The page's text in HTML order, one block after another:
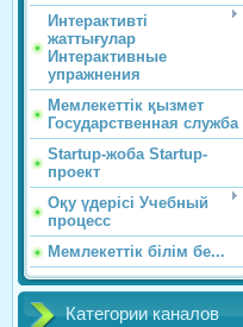
Интерактивті
жаттығулар
Интерактивные
упражнения
Мемлекеттік қызмет
Государственная служба
Startup-жоба Startup-
проект
Оқу үдерісі Учебный
процесс
Мемлекеттік білім бе...
Категории каналов